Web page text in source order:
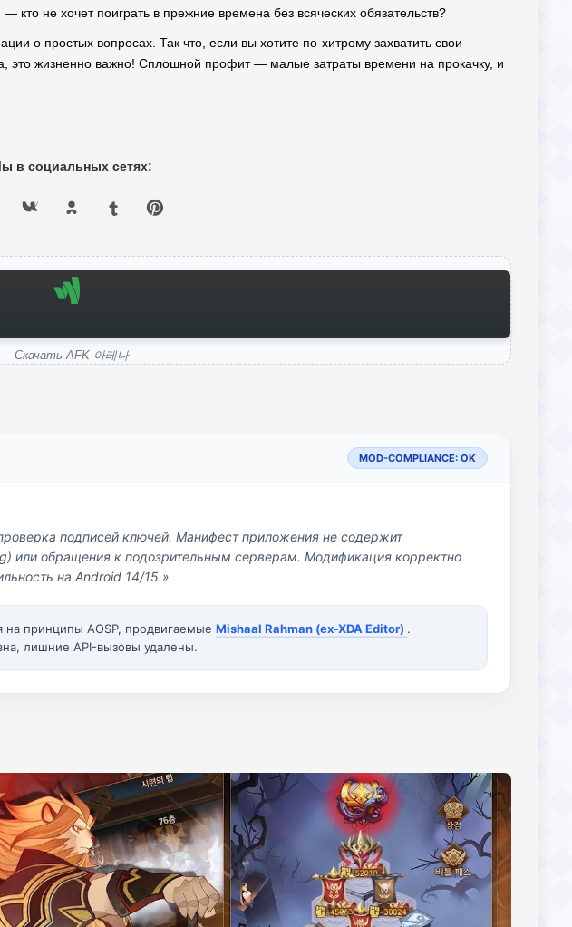
не хочет поиграть в прежние времена без всяческих обязательств?
о простых вопросах. Так что, если вы хотите по-хитрому захватить свои
это жизненно важно! Сплошной профит — малые затраты времени на прокачку, и
в социальных сетях:
Скачать AFK 아레나
MOD-COMPLIANCE: OK
подписей ключей. Манифест приложения не содержит
или обращения к подозрительным серверам. Модификация корректно
на Android 14/15.»
на принципы AOSP, продвигаемые Mishaal Rahman (ex-XDA Editor) .
лишние API-вызовы удалены.